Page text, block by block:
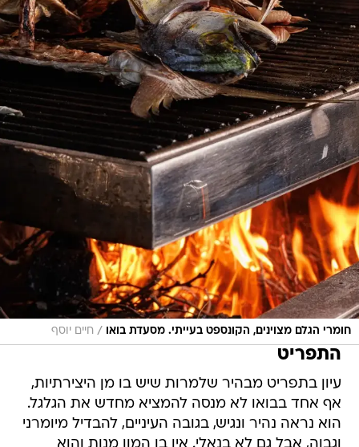
חומרי הגלם מצוינים, הקונספט בעייתי. מסעדת בואו / חיים יוסף
התפריט
עיון בתפריט מבהיר שלמרות שיש בו מן היצירתיות,
אף אחד בבואו לא מנסה להמציא מחדש את הגלגל.
הוא נראה נהיר ונגיש, בגובה העיניים, להבדיל מיומרני